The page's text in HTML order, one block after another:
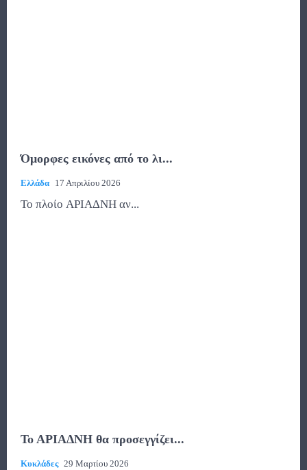
Όμορφες εικόνες από το λι...
Ελλάδα 17 Απριλίου 2026
Το πλοίο ΑΡΙΑΔΝΗ αν...
Το ΑΡΙΑΔΝΗ θα προσεγγίζει...
Κυκλάδες 29 Μαρτίου 2026